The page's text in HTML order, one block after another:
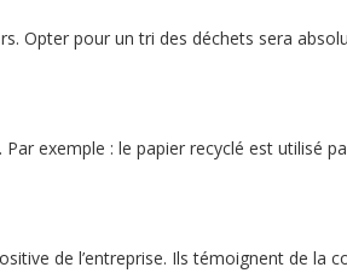
Opter pour un tri des déchets sera
exemple : le papier recyclé est utilisé
de l’entreprise. Ils témoignent de la